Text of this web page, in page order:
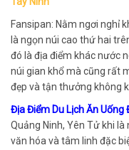
Fansipan: Nằm ngơi nghỉ
là ngọn núi cao thứ hai
đó là địa điểm khác nước
núi gian khổ mà cũng rất
đẹp và tận thưởng không
Địa Điểm Du Lịch Ăn Uống
Quảng Ninh, Yên Tử khi
văn hóa và tâm linh đặc